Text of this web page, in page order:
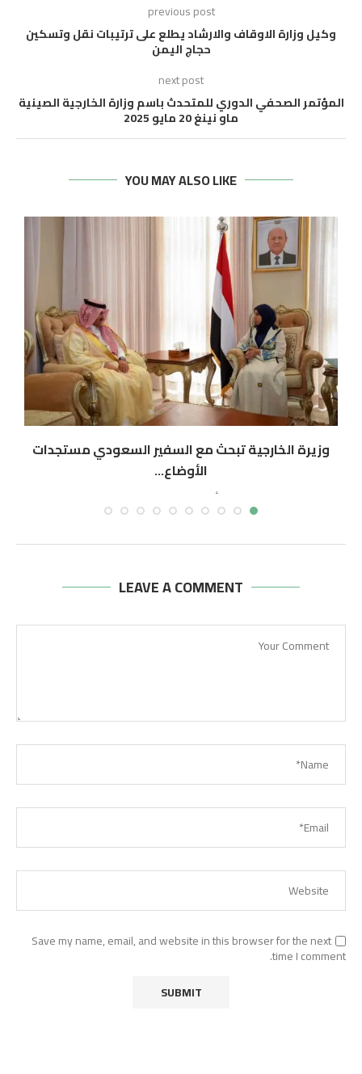
previous post
وكيل وزارة الاوقاف والارشاد يطلع على ترتيبات نقل وتسكين
حجاج اليمن
next post
المؤتمر الصحفي الدوري للمتحدث باسم وزارة الخارجية الصينية
ماو نينغ 20 مايو 2025
YOU MAY ALSO LIKE
وزيرة الخارجية تبحث مع السفير السعودي مستجدات
الأوضاع...
أغسطس 9, 2026
LEAVE A COMMENT
Save my name, email, and website in this browser for the next
time I comment.